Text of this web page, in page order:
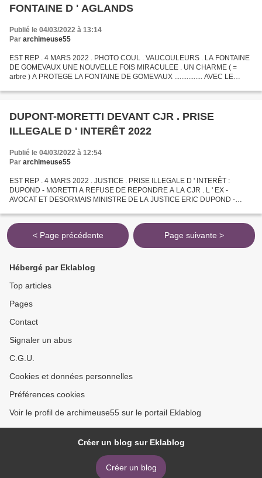
FONTAINE D ' AGLANDS
Publié le 04/03/2022 à 13:14
Par archimeuse55
EST REP . 4 MARS 2022 . PHOTO COUL . VAUCOULEURS . LA FONTAINE
DE GOMEVAUX UNE NOUVELLE FOIS MIRACULEE . UN CHARME ( =
arbre ) A PROTEGE LA FONTAINE DE GOMEVAUX ................ AVEC LE
DANGER . LA...
DUPONT-MORETTI DEVANT CJR . PRISE
ILLEGALE D ' INTERÊT 2022
Publié le 04/03/2022 à 12:54
Par archimeuse55
EST REP . 4 MARS 2022 . JUSTICE . PRISE ILLEGALE D ' INTERÊT :
DUPOND - MORETTI A REFUSE DE REPONDRE A LA CJR . L ' EX -
AVOCAT ET DESORMAIS MINISTRE DE LA JUSTICE ERIC DUPOND -
REFUSE JEUDI DE...
< Page précédente Page suivante >
Hébergé par Eklablog
Top articles
Pages
Contact
Signaler un abus
C.G.U.
Cookies et données personnelles
Préférences cookies
Voir le profil de archimeuse55 sur le portail Eklablog
Créer un blog sur Eklablog
Créer un blog